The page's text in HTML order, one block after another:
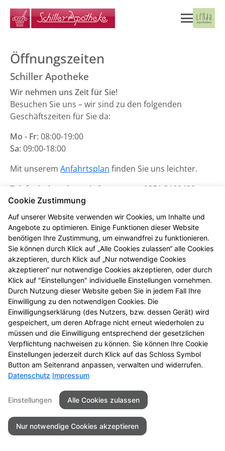
Öffnungszeiten
Schiller Apotheke
Wir nehmen uns Zeit für Sie!
Besuchen Sie uns – wir sind zu den folgenden
Geschäftszeiten für Sie da:
Mo - Fr: 08:00-19:00
Sa: 09:00-18:00
Mit unserem Anfahrtsplan finden Sie uns leichter.
Telefonisch stehen wir Ihnen unter 0351 3100498
Verfügung.
Unsere Notdienste finden Sie hier.
Seitenübersicht Kontakt
Impressum
Datenschutz
Barrierefreiheit
© 2026 Schiller Apotheke
Cookie Zustimmung
Auf unserer Website verwenden wir Cookies, um Inhalte und
Angebote zu optimieren. Einige Funktionen dieser Website
benötigen Ihre Zustimmung, um einwandfrei zu funktionieren.
Sie können durch Klick auf „Alle Cookies zulassen“ alle Cookies
akzeptieren, durch Klick auf „Nur notwendige Cookies
akzeptieren“ nur notwendige Cookies akzeptieren, oder durch
Klick auf "Einstellungen" individuelle Einstellungen vornehmen.
Durch Nutzung dieser Website geben Sie in jedem Fall Ihre
Einwilligung zu den notwendigen Cookies. Die
Einwilligungserklärung (des Nutzers, bzw. dessen Gerät) wird
gespeichert, um deren Abfrage nicht erneut wiederholen zu
müssen und die Einwilligung entsprechend der gesetzlichen
Verpflichtung nachweisen zu können. Sie können Ihre Cookie
Einstellungen jederzeit durch Klick auf das Schloss Symbol
Button am Seitenrand anpassen, verwalten und widerrufen.
Datenschutz Impressum
Einstellungen Alle Cookies zulassen
Nur notwendige Cookies akzeptieren